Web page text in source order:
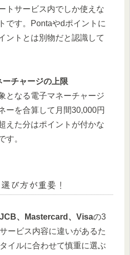
トサービス内でしか使えな
です。Pontaやdポイントに
ントとは別物だと認識して
チャージの上限
となる電子マネーチャージ
ーを合算して月間30,000円
えた分はポイントが付かな
す。
び方が重要！
JCB、Mastercard、Visaの3
ービス内容に違いがあるた
イルに合わせて慎重に選ぶ